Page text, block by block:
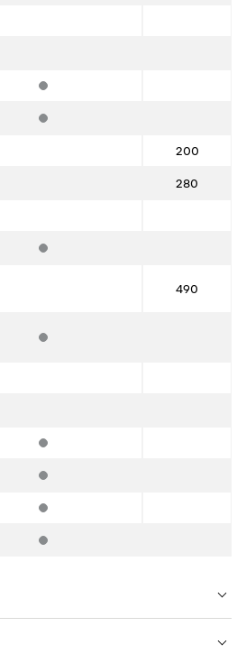
Стандартная комплектация
Стандартная комплектация
200
280
Стандартная комплектация
490
Стандартная комплектация
Стандартная комплектация
Стандартная комплектация
Стандартная комплектация
Стандартная комплектация